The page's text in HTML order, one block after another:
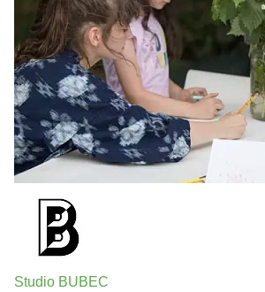
Studio BUBEC